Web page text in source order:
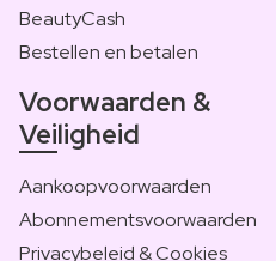
BeautyCash
Bestellen en betalen
Voorwaarden &
Veiligheid
Aankoopvoorwaarden
Abonnementsvoorwaarden
Privacybeleid & Cookies